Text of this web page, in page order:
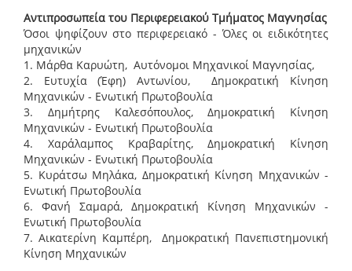
Αντιπροσωπεία του Περιφερειακού Τμήματος Μαγνησίας
Όσοι ψηφίζουν στο περιφερειακό - Όλες οι ειδικότητες
μηχανικών
1. Μάρθα Καρυώτη, Αυτόνομοι Μηχανικοί Μαγνησίας,
2. Ευτυχία (Έφη) Αντωνίου, Δημοκρατική Κίνηση
Μηχανικών - Ενωτική Πρωτοβουλία
3. Δημήτρης Καλεσόπουλος, Δημοκρατική Κίνηση
Μηχανικών - Ενωτική Πρωτοβουλία
4. Χαράλαμπος Κραβαρίτης, Δημοκρατική Κίνηση
Μηχανικών - Ενωτική Πρωτοβουλία
5. Κυράτσω Μηλάκα, Δημοκρατική Κίνηση Μηχανικών -
Ενωτική Πρωτοβουλία
6. Φανή Σαμαρά, Δημοκρατική Κίνηση Μηχανικών -
Ενωτική Πρωτοβουλία
7. Αικατερίνη Καμπέρη, Δημοκρατική Πανεπιστημονική
Κίνηση Μηχανικών